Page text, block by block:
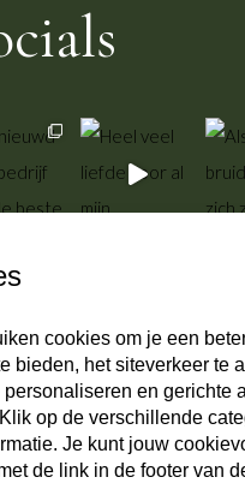
cookies om je een
bieden, het siteverkeer te
personaliseren en gerichte
op de verschillende
Je kunt jouw
de link in de footer van